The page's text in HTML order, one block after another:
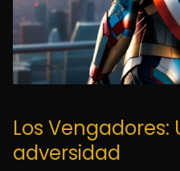
Los
adversidad